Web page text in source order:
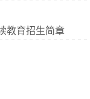
教育招生简章